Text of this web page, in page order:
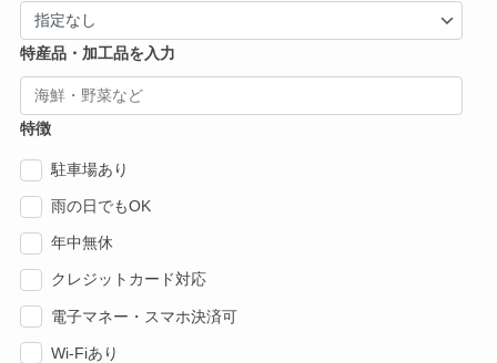
特産品・加工品を入力
特徴
駐車場あり
雨の日でもOK
年中無休
クレジットカード対応
電子マネー・スマホ決済可
Wi-Fiあり